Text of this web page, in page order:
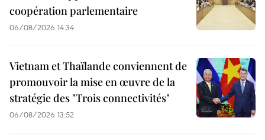
coopération parlementaire
06/08/2026 14:34
Vietnam et Thaïlande conviennent de
promouvoir la mise en œuvre de la
stratégie des "Trois connectivités"
06/08/2026 13:52